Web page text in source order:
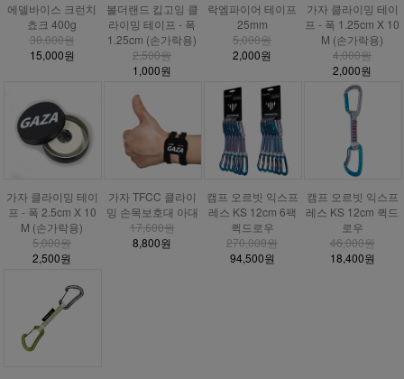
에델바이스 크런치
쵸크 400g
30,000원
15,000원
볼더랜드 킵고잉 클
라이밍 테이프 - 폭
1.25cm (손가락용)
2,500원
1,000원
락엠파이어 테이프
25mm
5,000원
2,000원
가자 클라이밍 테이
프 - 폭 1.25cm X 10
M (손가락용)
4,000원
2,000원
가자 클라이밍 테이
프 - 폭 2.5cm X 10
M (손가락용)
5,000원
2,500원
가자 TFCC 클라이
밍 손목보호대 아대
17,600원
8,800원
캠프 오르빗 익스프
레스 KS 12cm 6팩
퀵드로우
270,000원
94,500원
캠프 오르빗 익스프
레스 KS 12cm 퀵드
로우
46,000원
18,400원